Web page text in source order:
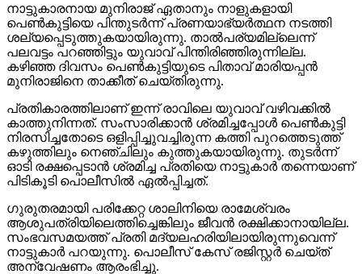
നാട്ടുകാരനായ മുനിരാജ് ഏതാനും നാളുകളായി
പെണ്‍കുട്ടിയെ പിന്തുടര്‍ന്ന് പ്രണയാഭ്യര്‍ത്ഥന നടത്തി
ശല്യപ്പെടുത്തുകയായിരുന്നു. താല്‍പര്യമില്ലെന്ന്
പലവട്ടം പറഞ്ഞിട്ടും യുവാവ് പിന്തിരിഞ്ഞിരുന്നില്ല.
കഴിഞ്ഞ ദിവസം പെണ്‍കുട്ടിയുടെ പിതാവ് മാരിയപ്പന്‍
മുനിരാജിനെ താക്കീത് ചെയ്തിരുന്നു.
പ്രതികാരത്തിലാണ് ഇന്ന് രാവിലെ യുവാവ് വഴിവക്കില്‍
കാത്തുനിന്നത്. സംസാരിക്കാന്‍ ശ്രമിച്ചപ്പോള്‍ പെണ്‍കുട്ടി
നിരസിച്ചതോടെ ഒളിപ്പിച്ചുവച്ചിരുന്ന കത്തി പുറത്തെടുത്ത്
കഴുത്തിലും നെഞ്ചിലും കുത്തുകയായിരുന്നു. തുടര്‍ന്ന്
ഓടി രക്ഷപ്പെടാന്‍ ശ്രമിച്ച പ്രതിയെ നാട്ടുകാര്‍ തന്നെയാണ്
പിടികൂടി പൊലീസില്‍ ഏല്‍പ്പിച്ചത്.
ഗുരുതരമായി പരിക്കേറ്റ ശാലിനിയെ രാമേശ്വരം
ആശുപത്രിയിലെത്തിച്ചെങ്കിലും ജീവന്‍ രക്ഷിക്കാനായില്ല.
സംഭവസമയത്ത് പ്രതി മദ്യലഹരിയിലായിരുന്നുവെന്ന്
നാട്ടുകാര്‍ പറയുന്നു. പൊലീസ് കേസ് രജിസ്റ്റര്‍ ചെയ്ത്
അന്വേഷണം ആരംഭിച്ചു.